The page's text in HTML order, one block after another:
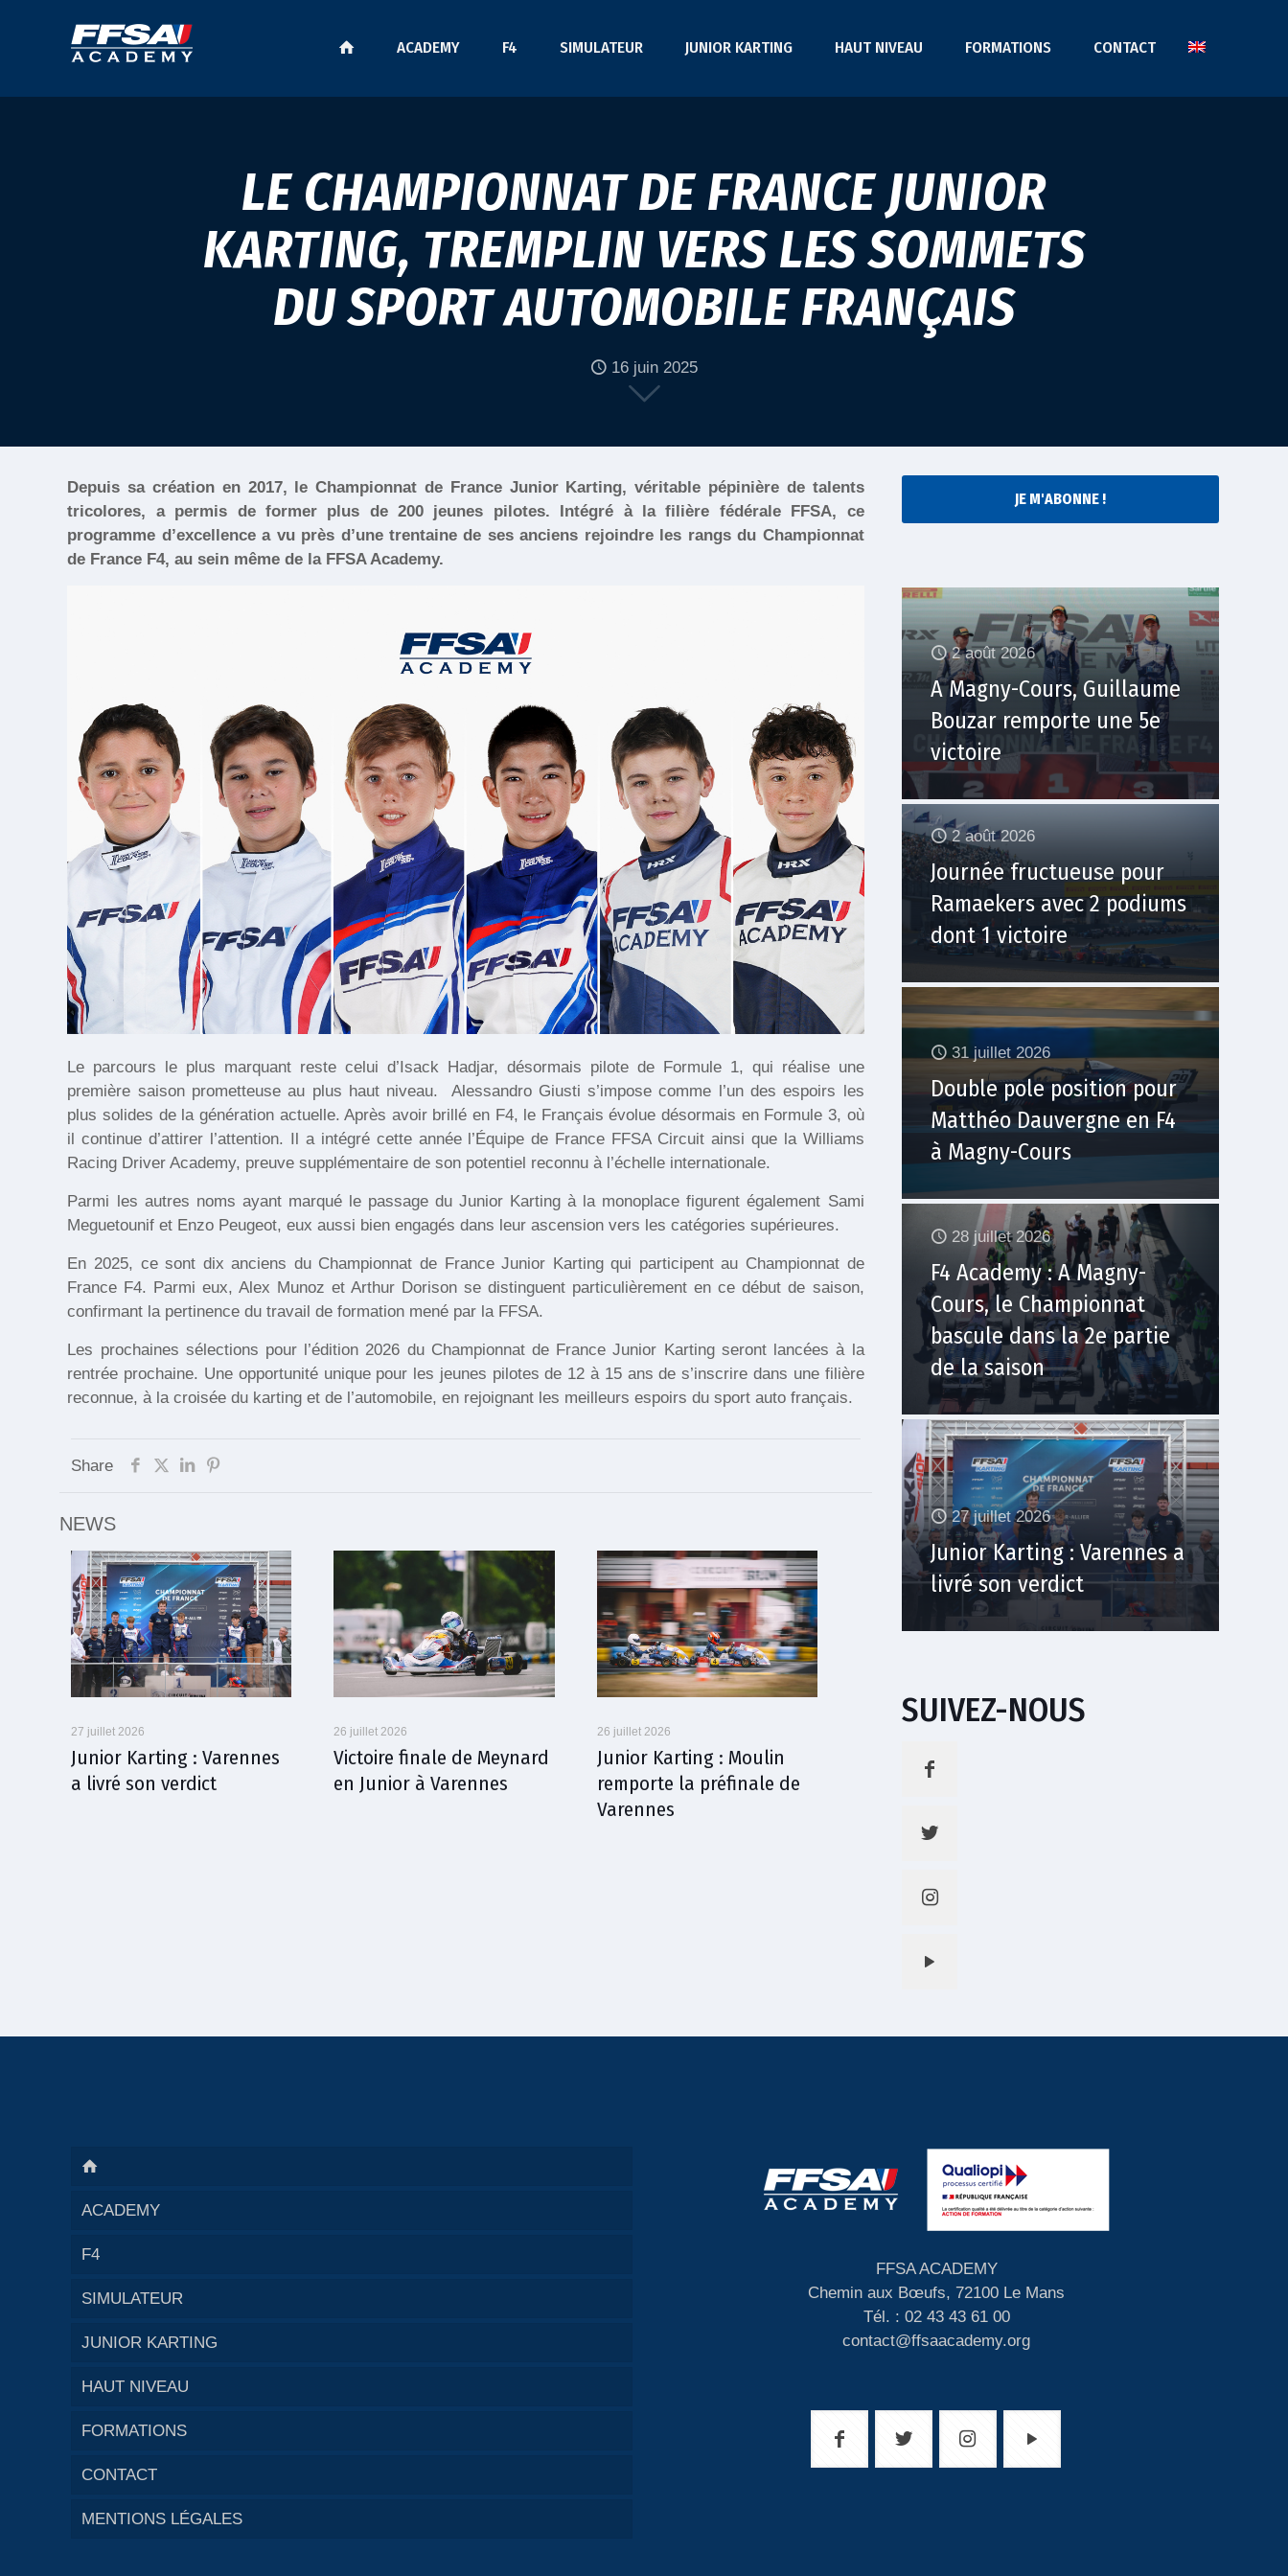
ACADEMY F4 SIMULATEUR JUNIOR KARTING HAUT NIVEAU FORMATIONS CONTACT
LE CHAMPIONNAT DE FRANCE JUNIOR
KARTING, TREMPLIN VERS LES SOMMETS
DU SPORT AUTOMOBILE FRANÇAIS
16 juin 2025
Depuis sa création en 2017, le Championnat de France Junior Karting, véritable pépinière de talents
tricolores, a permis de former plus de 200 jeunes pilotes. Intégré à la filière fédérale FFSA, ce
programme d’excellence a vu près d’une trentaine de ses anciens rejoindre les rangs du Championnat
de France F4, au sein même de la FFSA Academy.
Le parcours le plus marquant reste celui d’Isack Hadjar, désormais pilote de Formule 1, qui réalise une
première saison prometteuse au plus haut niveau.
Alessandro Giusti s’impose comme l’un des espoirs les
plus solides de la génération actuelle. Après avoir brillé en F4, le Français évolue désormais en Formule 3, où
il continue d’attirer l’attention. Il a intégré cette année l’Équipe de France FFSA Circuit ainsi que la Williams
Racing Driver Academy, preuve supplémentaire de son potentiel reconnu à l’échelle internationale.
Parmi les autres noms ayant marqué le passage du Junior Karting à la monoplace figurent également Sami
Meguetounif et Enzo Peugeot, eux aussi bien engagés dans leur ascension vers les catégories supérieures.
En 2025, ce sont dix anciens du Championnat de France Junior Karting qui participent au Championnat de
France F4. Parmi eux, Alex Munoz et Arthur Dorison se distinguent particulièrement en ce début de saison,
confirmant la pertinence du travail de formation mené par la FFSA.
Les prochaines sélections pour l’édition 2026 du Championnat de France Junior Karting seront lancées à la
rentrée prochaine. Une opportunité unique pour les jeunes pilotes de 12 à 15 ans de s’inscrire dans une filière
reconnue, à la croisée du karting et de l’automobile, en rejoignant les meilleurs espoirs du sport auto français.
Share
NEWS
27 juillet 2026
Junior Karting : Varennes
a livré son verdict
26 juillet 2026
Victoire finale de Meynard
en Junior à Varennes
26 juillet 2026
Junior Karting : Moulin
remporte la préfinale de
Varennes
JE M'ABONNE !
2 août 2026
A Magny-Cours, Guillaume
Bouzar remporte une 5e
victoire
2 août 2026
Journée fructueuse pour
Ramaekers avec 2 podiums
dont 1 victoire
31 juillet 2026
Double pole position pour
Matthéo Dauvergne en F4
à Magny-Cours
28 juillet 2026
F4 Academy : A Magny-
Cours, le Championnat
bascule dans la 2e partie
de la saison
27 juillet 2026
Junior Karting : Varennes a
livré son verdict
SUIVEZ-NOUS
ACADEMY
F4
SIMULATEUR
JUNIOR KARTING
HAUT NIVEAU
FORMATIONS
CONTACT
MENTIONS LÉGALES
FFSA ACADEMY
Chemin aux Bœufs, 72100 Le Mans
Tél. : 02 43 43 61 00
contact@ffsaacademy.org